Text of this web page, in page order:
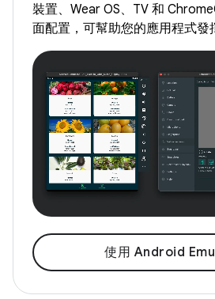
裝置、Wear OS、TV 和
面配置，可幫助您的應用程式發
使用 Android